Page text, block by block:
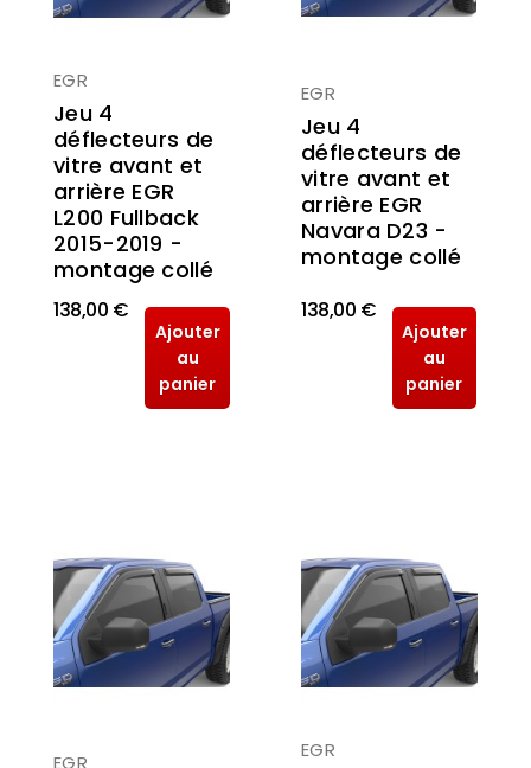
EGR
Jeu 4
déflecteurs de
vitre avant et
arrière EGR
L200 Fullback
2015-2019 -
montage collé
138,00 €
Ajouter
au
panier
EGR
Jeu 4
déflecteurs de
vitre avant et
arrière EGR
Navara D23 -
montage collé
138,00 €
Ajouter
au
panier
EGR